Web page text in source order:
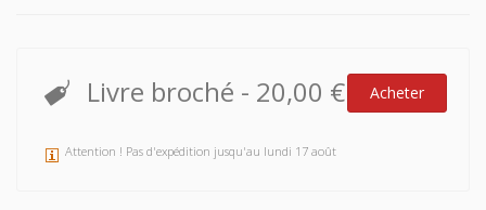
Livre broché - 20,00 € Acheter
Attention ! Pas d'expédition jusqu'au lundi 17 août